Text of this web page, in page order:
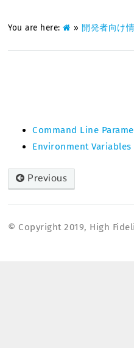
You are here: » 開発者向け
Command Line
Environment Variables
Previous
© Copyright 2019, High